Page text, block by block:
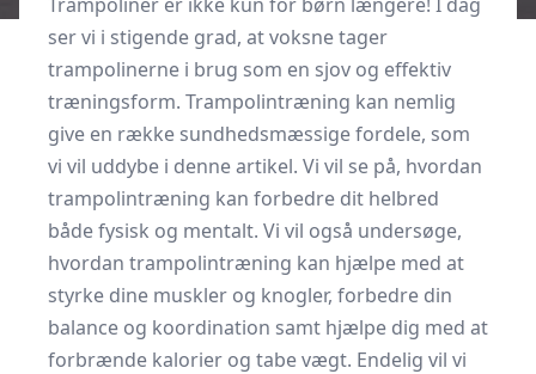
ser vi i stigende grad, at voksne tager
trampolinerne i brug som en sjov og effektiv
træningsform. Trampolintræning kan nemlig
give en række sundhedsmæssige fordele, som
vi vil uddybe i denne artikel. Vi vil se på, hvordan
trampolintræning kan forbedre dit helbred
både fysisk og mentalt. Vi vil også undersøge,
hvordan trampolintræning kan hjælpe med at
styrke dine muskler og knogler, forbedre din
balance og koordination samt hjælpe dig med at
forbrænde kalorier og tabe vægt. Endelig vil vi